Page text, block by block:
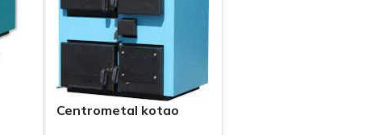
Centrometal kotao